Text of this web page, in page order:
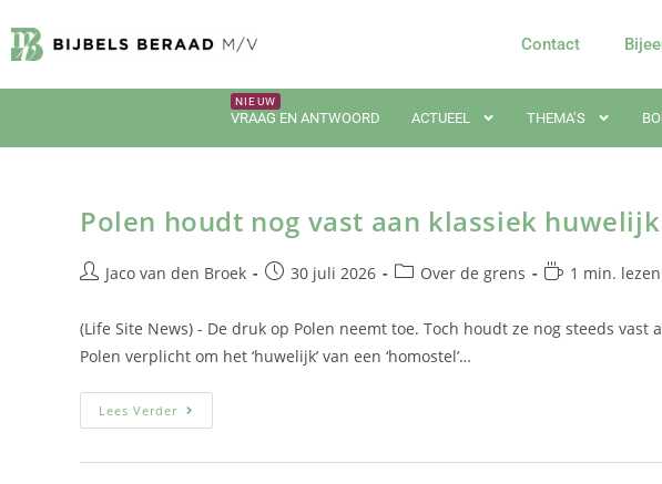
Contact
VRAAG EN ANTWOORD ACTUEEL THEMA’S
Polen houdt nog vast aan klassiek huwelijk
Jaco van den Broek 30 juli 2026 Over de grens 1 min. lezen
(Life Site News) - De druk op Polen neemt toe. Toch houdt ze nog steeds
Polen verplicht om het ‘huwelijk’ van een ‘homostel’…
Lees Verder